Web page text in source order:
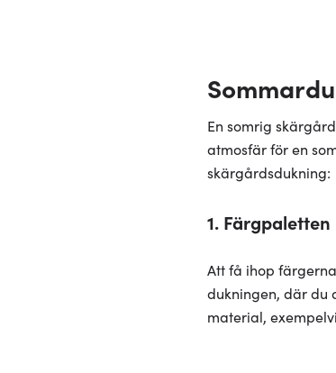
En somrig
atmosfär för en
skärgårdsdukning:
1. Färgpaletten
Att få ihop
dukningen, där du
material,